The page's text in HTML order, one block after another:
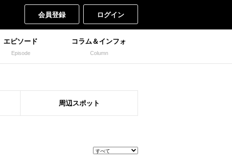
会員登録 ログイン
エピソード
Episode
コラム＆インフォ
Column
周辺 スポット